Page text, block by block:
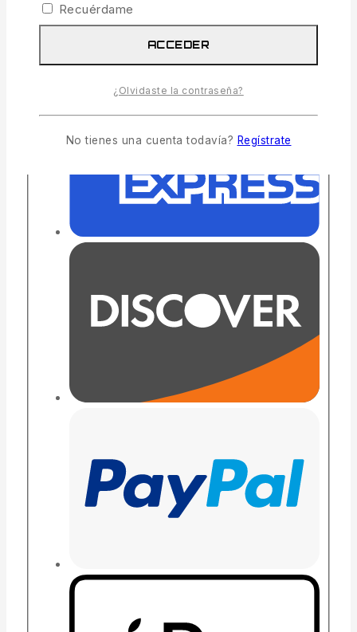
Recuérdame
ACCEDER
¿Olvidaste la contraseña?
No tienes una cuenta todavía? Regístrate